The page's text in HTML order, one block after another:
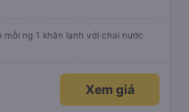
ng 1 khăn lạnh với chai nước
Xem giá